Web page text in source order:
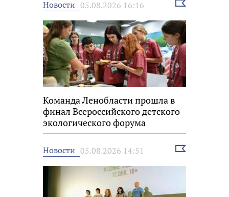
Новости 05.08.2026 16:16
Выбрать
Команда Ленобласти прошла в
финал Всероссийского детского
экологического форума
Новости 05.08.2026 14:51
Выбрать